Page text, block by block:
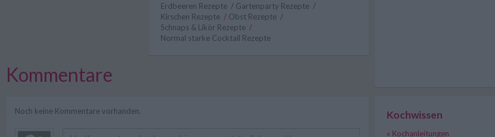
Erdbeeren Rezepte / Gartenparty Rezepte /
Kirschen Rezepte / Obst Rezepte /
Schnaps & Likör Rezepte /
Normal starke Cocktail Rezepte
Kommentare
Noch keine Kommentare vorhanden. Kochwissen
» Kochanleitungen